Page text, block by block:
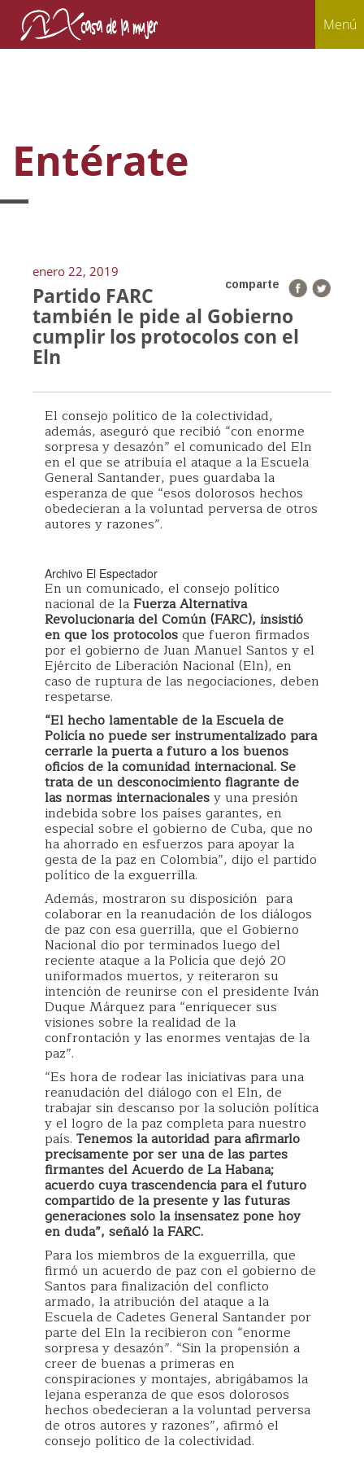
Menú
Entérate
enero 22, 2019
comparte
Partido FARC
también le pide al Gobierno
cumplir los protocolos con el
Eln
El consejo político de la colectividad,
además, aseguró que recibió “con enorme
sorpresa y desazón” el comunicado del Eln
en el que se atribuía el ataque a la Escuela
General Santander, pues guardaba la
esperanza de que “esos dolorosos hechos
obedecieran a la voluntad perversa de otros
autores y razones”.
Archivo El Espectador
En un comunicado, el consejo político
nacional de laFuerza Alternativa
Revolucionaria del Común (FARC), insistió
en que los protocolosque fueron firmados
por el gobierno de Juan Manuel Santos y el
Ejército de Liberación Nacional (Eln), en
caso de ruptura de las negociaciones, deben
respetarse.
“El hecho lamentable de la Escuela de
Policía no puede ser instrumentalizado para
cerrarle la puerta a futuro a los buenos
oficios de la comunidad internacional. Se
trata de un desconocimiento flagrante de
las normas internacionalesy una presión
indebida sobre los países garantes, en
especial sobre el gobierno de Cuba, que no
ha ahorrado en esfuerzos para apoyar la
gesta de la paz en Colombia”, dijo el partido
político de la exguerrilla.
Además, mostraron su disposición para
colaborar en la reanudación de los diálogos
de paz con esa guerrilla, que el Gobierno
Nacional dio por terminados luego del
reciente ataque a la Policía que dejó 20
uniformados muertos, y reiteraron su
intención de reunirse con el presidente Iván
Duque Márquez para “enriquecer sus
visiones sobre la realidad de la
confrontación y las enormes ventajas de la
paz”.
“Es hora de rodear las iniciativas para una
reanudación del diálogo con el Eln, de
trabajar sin descanso por la solución política
y el logro de la paz completa para nuestro
país. Tenemos la autoridad para afirmarlo
precisamente por ser una de las partes
firmantes del Acuerdo de La Habana;
acuerdo cuya trascendencia para el futuro
compartido de la presente y las futuras
generaciones solo la insensatez pone hoy
en duda”, señaló la FARC.
Para los miembros de la exguerrilla, que
firmó un acuerdo de paz con el gobierno de
Santos para finalización del conflicto
armado, la atribución del ataque a la
Escuela de Cadetes General Santander por
parte del Eln la recibieron con “enorme
sorpresa y desazón”. “Sin la propensión a
creer de buenas a primeras en
conspiraciones y montajes, abrigábamos la
lejana esperanza de que esos dolorosos
hechos obedecieran a la voluntad perversa
de otros autores y razones”, afirmó el
consejo político de la colectividad.